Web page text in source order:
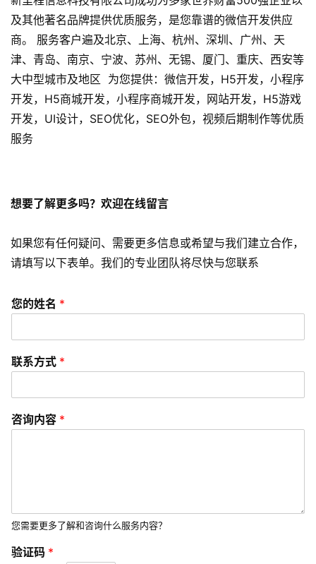
小
程
序
开
发
网
发
s
e
o
化
数
字
销
A
视
及其他著名品牌提供优质服务，是您靠谱的微信开发供应
商。 服务客户遍及北京、上海、杭州、深圳、广州、天
津、青岛、南京、宁波、苏州、无锡、厦门、重庆、西安等
大中型城市及地区 为您提供：微信开发，H5开发，小程序
开发，H5商城开发，小程序商城开发，网站开发，H5游戏
开发，UI设计，SEO优化，SEO外包，视频后期制作等优质
服务
想要了解更多吗？欢迎在线留言
如果您有任何疑问、需要更多信息或希望与我们建立合作，
请填写以下表单。我们的专业团队将尽快与您联系
您的姓名 *
联系方式 *
咨询内容 *
您需要更多了解和咨询什么服务内容？
验证码 *